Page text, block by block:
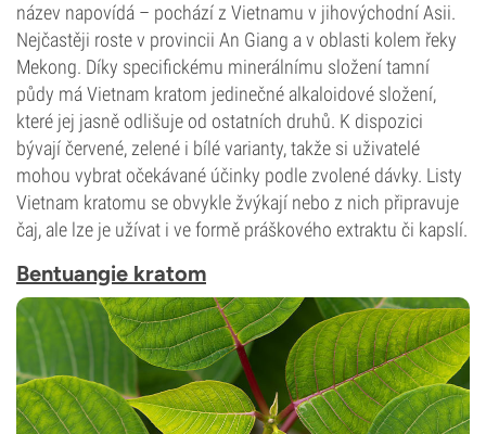
název napovídá – pochází z Vietnamu v jihovýchodní Asii.
Nejčastěji roste v provincii An Giang a v oblasti kolem řeky
Mekong. Díky specifickému minerálnímu složení tamní
půdy má Vietnam kratom jedinečné alkaloidové složení,
které jej jasně odlišuje od ostatních druhů. K dispozici
bývají červené, zelené i bílé varianty, takže si uživatelé
mohou vybrat očekávané účinky podle zvolené dávky. Listy
Vietnam kratomu se obvykle žvýkají nebo z nich připravuje
čaj, ale lze je užívat i ve formě práškového extraktu či kapslí.
Bentuangie kratom